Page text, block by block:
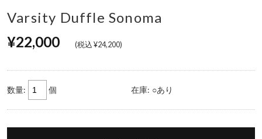
Varsity Duffle Sonoma
¥22,000
(税込 ¥24,200)
数量: 個 在庫: ○あり